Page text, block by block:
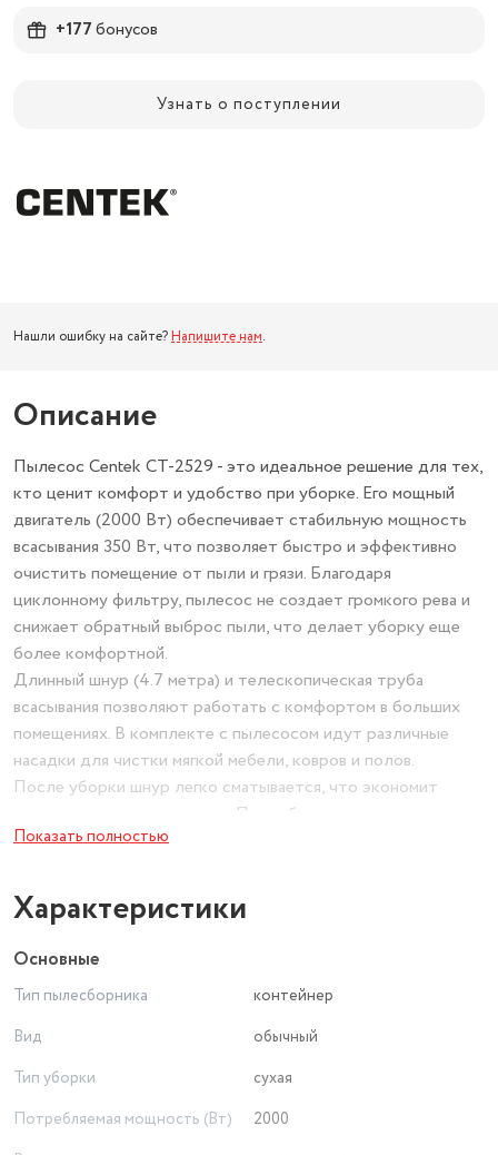
+177бонусов
Узнать о поступлении
Нашли ошибку на сайте? Напишите нам.
Описание
Пылесос Centek CT-2529 - это идеальное решение для тех,
кто ценит комфорт и удобство при уборке. Его мощный
двигатель (2000 Вт) обеспечивает стабильную мощность
всасывания 350 Вт, что позволяет быстро и эффективно
очистить помещение от пыли и грязи. Благодаря
циклонному фильтру, пылесос не создает громкого рева и
снижает обратный выброс пыли, что делает уборку еще
более комфортной.
Длинный шнур (4.7 метра) и телескопическая труба
всасывания позволяют работать с комфортом в больших
помещениях. В комплекте с пылесосом идут различные
насадки для чистки мягкой мебели, ковров и полов.
После уборки шнур легко сматывается, что экономит
время и упрощает хранение. Пылесборник легко снимается
и очищается, что позволяет поддерживать чистоту в доме.
Показать полностью
Характеристики
Основные
Тип пылесборника
контейнер
Вид
обычный
Тип уборки
сухая
Потребляемая мощность (Вт)
2000